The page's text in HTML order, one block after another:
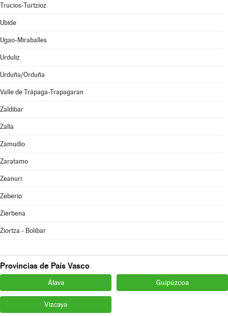
Trucios-Turtzioz
Ubide
Ugao-Miraballes
Urduliz
Urduña/Orduña
Valle de Trápaga-Trapagaran
Zaldibar
Zalla
Zamudio
Zaratamo
Zeanuri
Zeberio
Zierbena
Ziortza - Bolibar
Provincias de País Vasco
Álava Guipúzcoa
Vizcaya